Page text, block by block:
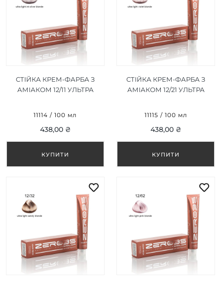
СТІЙКА КРЕМ-ФАРБА З
АМІАКОМ 12/11 УЛЬТРА
SILVER BLONDE 100ML
11114 / 100 мл
438,00 ₴
СТІЙКА КРЕМ-ФАРБА З
АМІАКОМ 12/21 УЛЬТРА
VIOLET BLONDE 100ML
11115 / 100 мл
438,00 ₴